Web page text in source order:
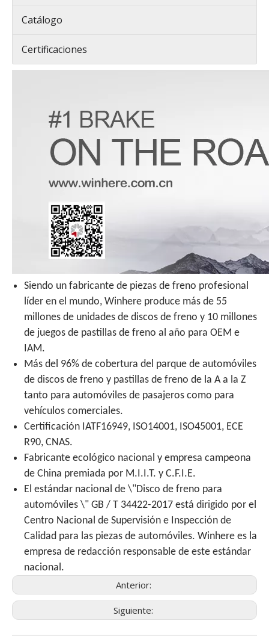
Catálogo
Certificaciones
Siendo un fabricante de piezas de freno profesional
líder en el mundo, Winhere produce más de 55
millones de unidades de discos de freno y 10 millones
de juegos de pastillas de freno al año para OEM e
IAM.
Más del 96% de cobertura del parque de automóviles
de discos de freno y pastillas de freno de la A a la Z
tanto para automóviles de pasajeros como para
vehículos comerciales.
Certificación IATF16949, ISO14001, ISO45001, ECE
R90, CNAS.
Fabricante ecológico nacional y empresa campeona
de China premiada por M.I.I.T. y C.F.I.E.
El estándar nacional de \"Disco de freno para
automóviles \" GB / T 34422-2017 está dirigido por el
Centro Nacional de Supervisión e Inspección de
Calidad para las piezas de automóviles. Winhere es la
empresa de redacción responsable de este estándar
nacional.
Anterior:
Siguiente: